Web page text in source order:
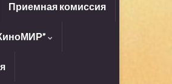
Приемная комиссия